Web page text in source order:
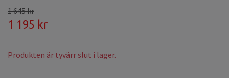
1 645 kr
1 195 kr
Produkten är tyvärr slut i lager.